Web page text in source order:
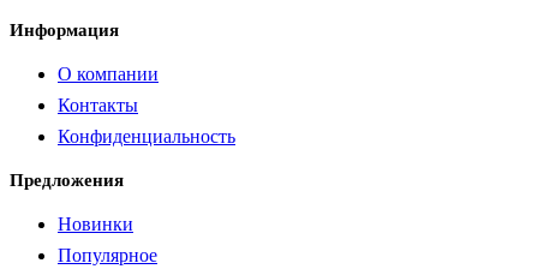
Информация
О компании
Контакты
Конфиденциальность
Предложения
Новинки
Популярное